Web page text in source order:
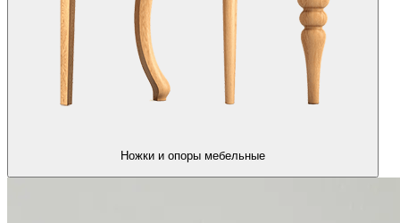
Ножки и опоры мебельные